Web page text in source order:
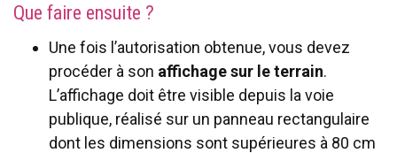
Que faire ensuite ?
Une fois l’autorisation obtenue, vous devez
procéder à son affichage sur le terrain.
L’affichage doit être visible depuis la voie
publique, réalisé sur un panneau rectangulaire
dont les dimensions sont supérieures à 80 cm